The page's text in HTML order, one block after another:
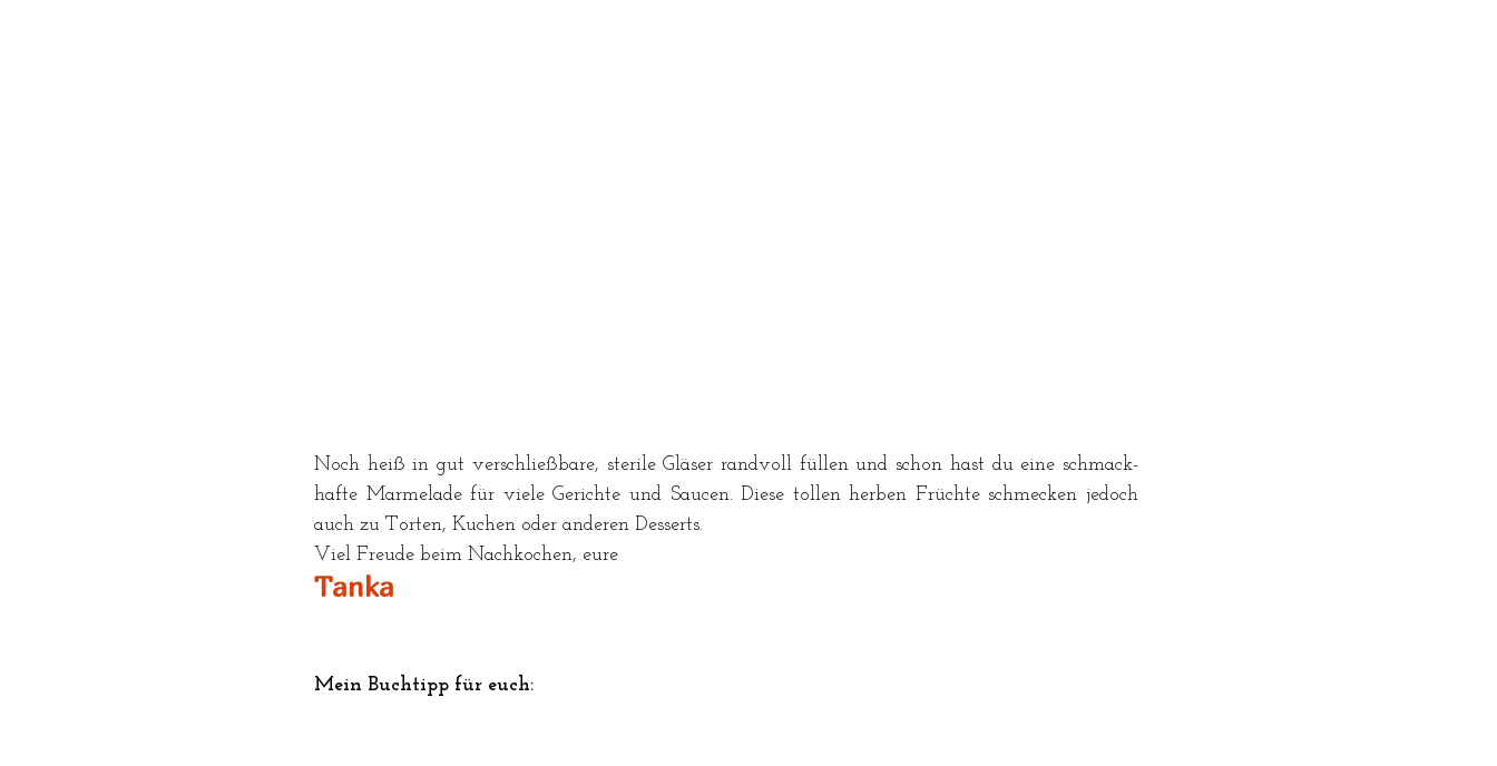
Noch heiß in gut verschließbare, sterile Gläser randvoll füllen und schon hast du eine schmack-
hafte Marmelade für viele Gerichte und Saucen. Diese tollen herben Früchte schmecken jedoch
auch zu Torten, Kuchen oder anderen Desserts.
Viel Freude beim Nachkochen, eure
Tanka
Mein Buchtipp für euch: